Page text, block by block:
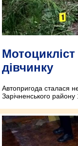
дівчинку
Автопригода сталася
Зарічненського